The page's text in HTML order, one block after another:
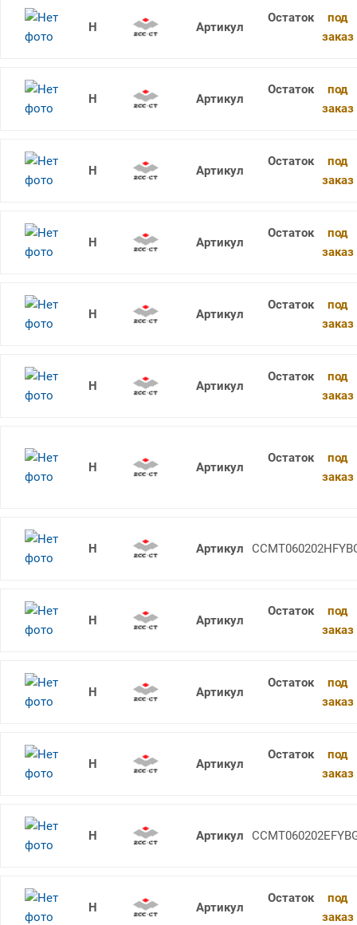
CCMT060204-EM YBM253
под
заказ
CCMT060202-HF YBC252
под
заказ
CCMT060204-HF YBM151
под
заказ
CCMT060204-HF YBG202
под
заказ
CCMT060202-EF YBM153
под
заказ
CCMT060204-HF YBD152
под
заказ
CCMT060202F-1 YCD421
под
заказ
CCMT060202-HF YBC152
CCMT060204-HF YBC351
под
заказ
CCMT060204-HF YBC252F
под
заказ
CCMT060202-HF YBC251
под
заказ
CCMT060202-EF YBG205
CCMT060202-HF YBC252F
под
заказ